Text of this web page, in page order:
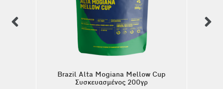
previous
Brazil Alta Mogiana Mellow Cup
Συσκευασμένος 200γρ